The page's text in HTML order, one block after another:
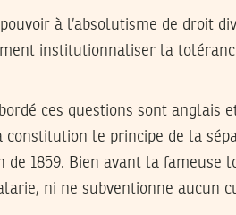
à l’absolutisme de droit
institutionnaliser la
ces questions sont anglais
le principe de la
1859. Bien avant la fameuse
ni ne subventionne aucun